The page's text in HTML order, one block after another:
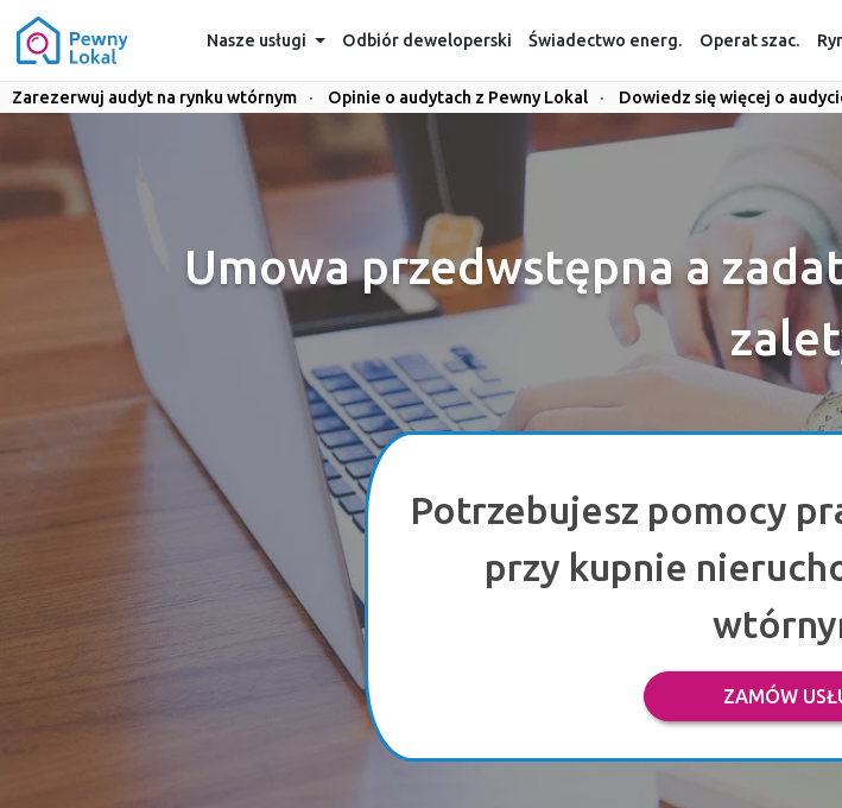
Nasze usługi Odbiór deweloperski Świadectwo energ. Operat szac.
Zarezerwuj audyt na rynku wtórnym · Opinie o audytach z Pewny Lokal · Dowiedz się więcej o
Umowa przedwstępna a
Potrzebujesz pomocy
przy kupnie
ZAMÓW